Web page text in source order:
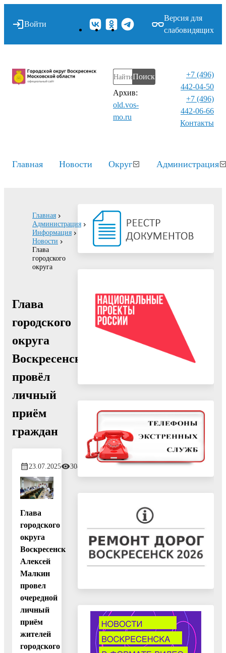
Войти
Версия для
слабовидящих
Поиск
Архив:
old.vos-
mo.ru
+7 (496)
442-04-50
+7 (496)
442-06-66
Контакты⁠
Главная Новости Округ Администрация
Главная
Администрация
Информация
Новости
Глава
городского
округа
Глава
городского
округа
Воскресенск
провёл
личный
приём
граждан
23.07.2025 308
Глава
городского
округа
Воскресенск
Алексей
Малкин
провел
очередной
личный
приём
жителей
городского